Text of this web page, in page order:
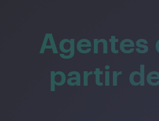
Agentes
partir